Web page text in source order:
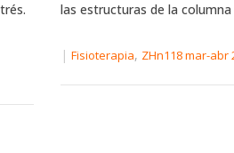
las estructuras de la columna
| Fisioterapia, ZHn118 mar-abr